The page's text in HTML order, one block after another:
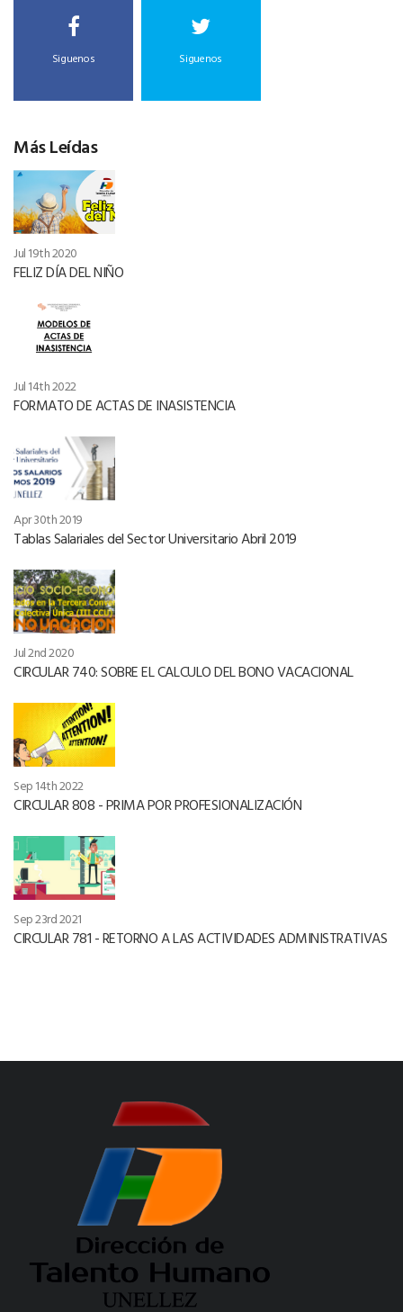
Siguenos Siguenos
Más Leídas
Jul 19th 2020
FELIZ DÍA DEL NIÑO
Jul 14th 2022
FORMATO DE ACTAS DE INASISTENCIA
Apr 30th 2019
Tablas Salariales del Sector Universitario Abril 2019
Jul 2nd 2020
CIRCULAR 740: SOBRE EL CALCULO DEL BONO VACACIONAL
Sep 14th 2022
CIRCULAR 808 - PRIMA POR PROFESIONALIZACIÓN
Sep 23rd 2021
CIRCULAR 781 - RETORNO A LAS ACTIVIDADES ADMINISTRATIVAS